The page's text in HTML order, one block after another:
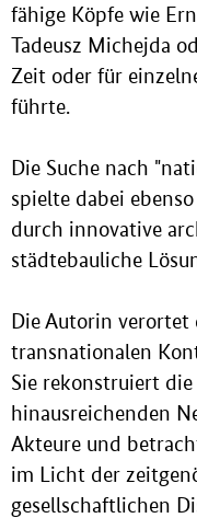
fähige Köpfe wie
Tadeusz Michejda
Zeit oder für
führte.
Die Suche nach
spielte dabei
durch innovative
städtebauliche
Die Autorin verortet
transnationalen
Sie rekonstruiert
hinausreichenden
Akteure und
im Licht der
gesellschaftlichen